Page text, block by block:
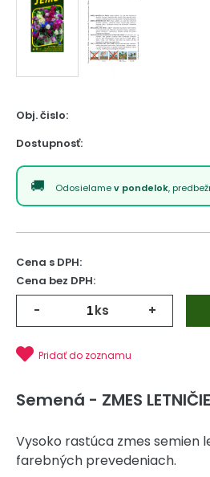
Obj. čislo:
Dostupnosť:
Odosielamev pondelok,
Cena s DPH:
Cena bez DPH:
- ks +
Pridať do zoznamu
Semená - ZMES
Vysoko rastúca zmes semien
farebných prevedeniach.